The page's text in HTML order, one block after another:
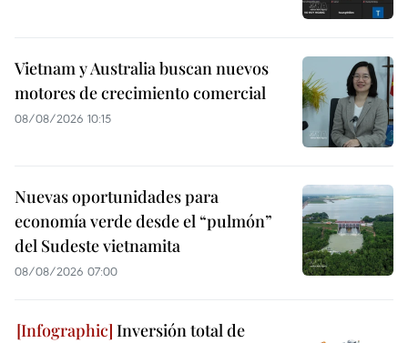
Vietnam y Australia buscan nuevos
motores de crecimiento comercial
08/08/2026 10:15
Nuevas oportunidades para
economía verde desde el “pulmón”
del Sudeste vietnamita
08/08/2026 07:00
Inversión total de